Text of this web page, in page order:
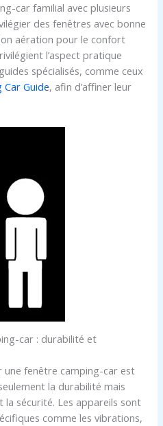
car familial avec plusieurs
des fenêtres avec bonne
aération pour le confort
l’aspect pratique
spécialisés, comme ceux
Car Guide, afin d’affiner leur
car : durabilité et
une fenêtre camping-car est
la durabilité mais
sécurité. Les appareils sont
comme les vibrations,